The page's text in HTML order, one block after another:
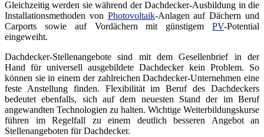
Gleichzeitig werden sie während der Dachdecker-Ausbildung in die
Installationsmethoden von Photovoltaik-Anlagen auf Dächern und
Carports sowie auf Vordächern mit günstigem PV-Potential
eingeweiht.
Dachdecker-Stellenangebote sind mit dem Gesellenbrief in der
Hand für universell ausgebildete Dachdecker kein Problem. So
können sie in einem der zahlreichen Dachdecker-Unternehmen eine
feste Anstellung finden. Flexibilität im Beruf des Dachdeckers
bedeutet ebenfalls, sich auf dem neuesten Stand der im Beruf
angewandten Technologien zu halten. Wichtige Weiterbildungskurse
führen im Regelfall zu einem deutlich besseren Angebot an
Stellenangeboten für Dachdecker.